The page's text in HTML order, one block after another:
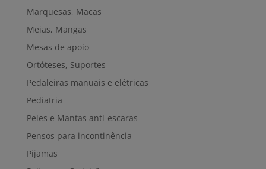
Marquesas, Macas
Meias, Mangas
Mesas de apoio
Ortóteses, Suportes
Pedaleiras manuais e elétricas
Pediatria
Peles e Mantas anti-escaras
Pensos para incontinência
Pijamas